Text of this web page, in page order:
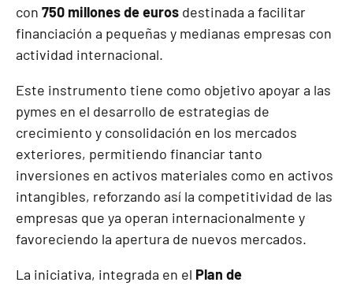
con 750 millones de euros destinada a facilitar
financiación a pequeñas y medianas empresas con
actividad internacional.
Este instrumento tiene como objetivo apoyar a las
pymes en el desarrollo de estrategias de
crecimiento y consolidación en los mercados
exteriores, permitiendo financiar tanto
inversiones en activos materiales como en activos
intangibles, reforzando así la competitividad de las
empresas que ya operan internacionalmente y
favoreciendo la apertura de nuevos mercados.
La iniciativa, integrada en el Plan de